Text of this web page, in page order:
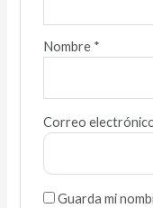
Nombre *
Correo
Guarda mi